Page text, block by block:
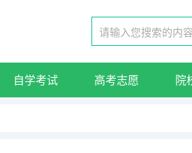
自学考试 高考志愿 院